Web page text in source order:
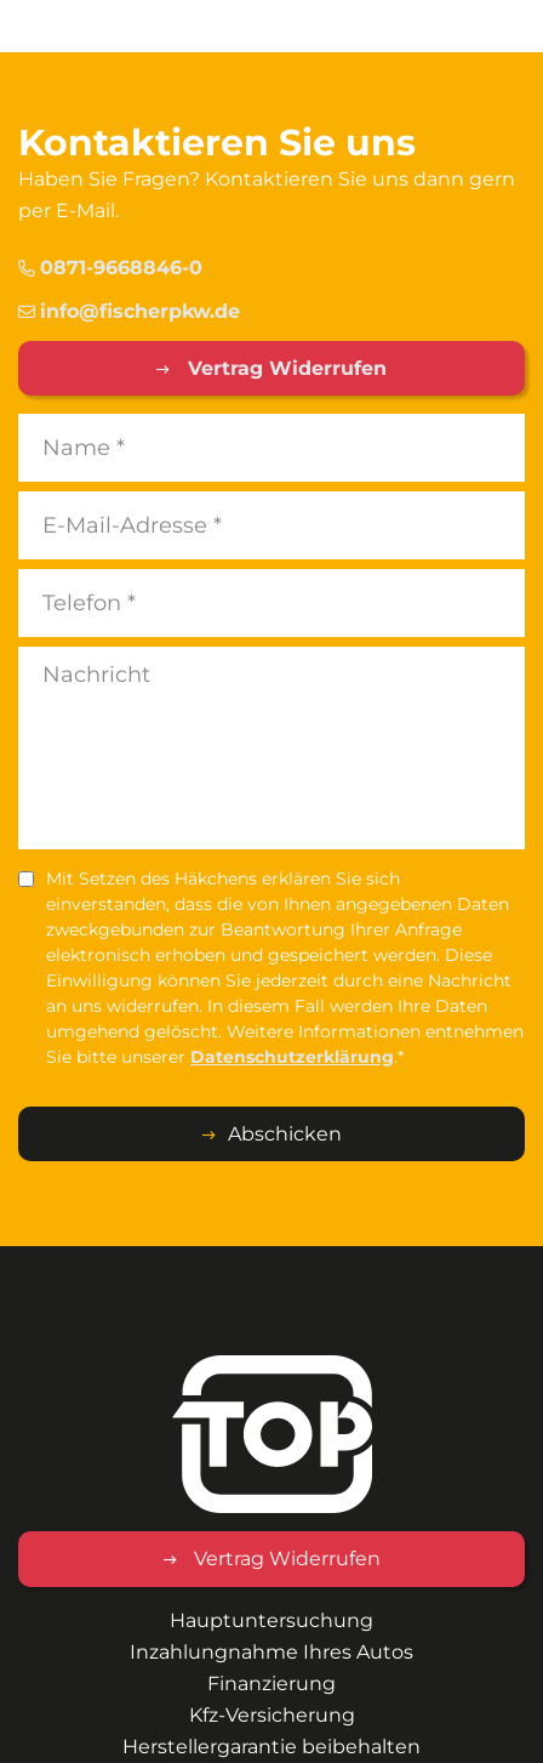
Kontaktieren Sie uns
Haben Sie Fragen? Kontaktieren Sie uns dann gern
per E-Mail.
0871-9668846-0
info@fischerpkw.de
Vertrag Widerrufen
Mit Setzen des Häkchens erklären Sie sich
einverstanden, dass die von Ihnen angegebenen Daten
zweckgebunden zur Beantwortung Ihrer Anfrage
elektronisch erhoben und gespeichert werden. Diese
Einwilligung können Sie jederzeit durch eine Nachricht
an uns widerrufen. In diesem Fall werden Ihre Daten
umgehend gelöscht. Weitere Informationen entnehmen
Sie bitte unserer Datenschutzerklärung.*
Abschicken
Vertrag Widerrufen
Hauptuntersuchung
Inzahlungnahme Ihres Autos
Finanzierung
Kfz-Versicherung
Herstellergarantie beibehalten